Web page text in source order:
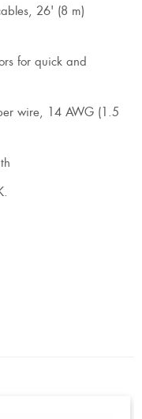
26' (8 m)
for quick and
wire, 14 AWG (1.5